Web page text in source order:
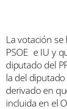
La votación
PSOE e IU y
diputado del
la del
derivado en
incluida en el